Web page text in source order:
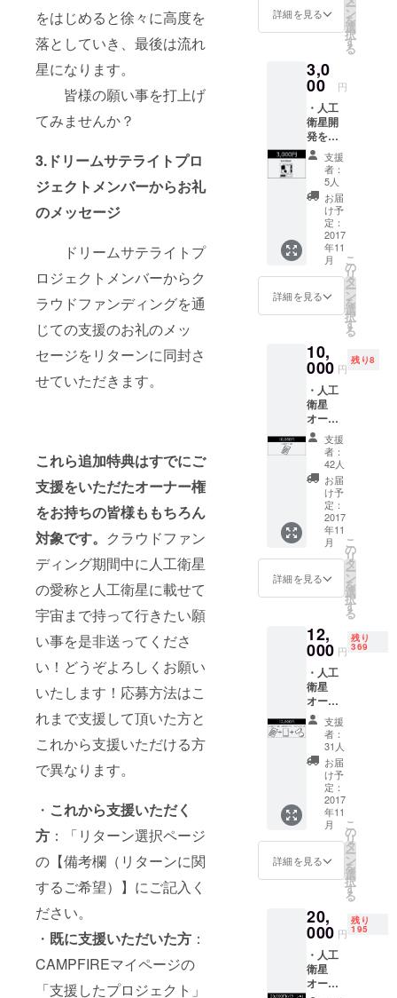
をはじめると徐々に高度を
落としていき、最後は流れ
星になります。
皆様の願い事を打上げ
てみませんか？
3.ドリームサテライトプロ
ジェクトメンバーからお礼
のメッセージ
ドリームサテライトプ
ロジェクトメンバーからク
ラウドファンディングを通
じての支援のお礼のメッ
セージをリターンに同封さ
せていただきます。
これら追加特典はすでにご
支援をいただたオーナー権
をお持ちの皆様ももちろん
対象です。 クラウドファン
ディング期間中に人工衛星
の愛称と人工衛星に載せて
宇宙まで持って行きたい願
い事を是非送ってくださ
い！どうぞよろしくお願い
いたします！応募方法はこ
れまで支援して頂いた方と
これから支援いただける方
で異なります。
・ これから支援いただく
方 ：「リターン選択ページ
の【備考欄（リターンに関
するご希望）】にご記入く
ださい。
・ 既に支援いただいた方 ：
CAMPFIREマイページの
「支援したプロジェクト」
クトメ
ンバー
からお
メッ
セージ
※こちら
のリ
ターン
に人工
衛星
オー
ナー証
書はつ
いてお
りませ
ん。
詳細を見る ー
ン
を
選
択
す
る
3,0
00 円
・人工
衛星開
発を通
じて作
成した
電子回
路基板
(部品未
実装) ・
電子回
路基板
の説明
書 ※こ
ちらの
リター
ンに人
オー
ナー証
書はつ
いてお
りませ
ん。
支援
者：
5人
お届
け予
定：
2017
年11
月
詳細を見る
こ
の
リ
タ
ー
ン
を
選
択
す
る
10,
000 円
残り8
・人工
衛星
オー
ナー証
書 【追
加！】
・人工
衛星の
愛称候
補の応
募権 (最
大10文
字程度)
・想い
や願い
を人工
のせて
宇宙に
届ける
宇宙絵
馬 (最大
100文字
程度) ・
ドリー
ムサテ
ライト
プロ
ジェク
トメン
バーか
らお礼
のメッ
セージ
延期・
中止に
なった
場合返
金致し
ませ
支援
者：
42人
お届
け予
定：
2017
年11
月
詳細を見る
こ
の
リ
タ
ー
ン
を
選
択
す
る
12,
000 円
残り
369
・人工
衛星
オー
ナー証
書 ・回
路仕様
クリア
ファイ
ル ・オ
リジナ
ルス
テッ
カーx2
【追
加！】
・人工
愛称候
補の応
募権 (最
大10文
字程度)
・想い
支援
者：
31人
お届
け予
定：
2017
年11
月
詳細を見る
こ
の
リ
タ
ー
ン
を
選
択
す
る
20,
000 円
残り
195
・人工
衛星
オー